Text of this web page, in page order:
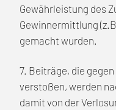
Gewährleistung des
Gewinnermittlung
gemacht wurden.
7. Beiträge, die
verstoßen, werden
damit von der